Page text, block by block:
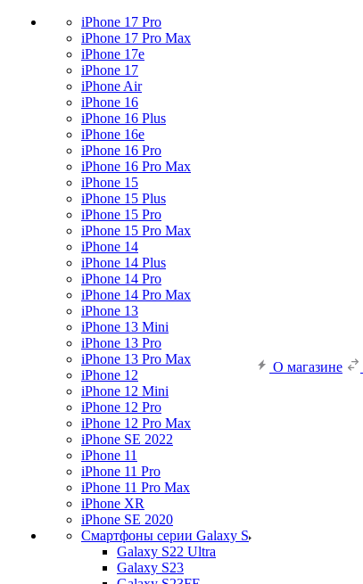
iPhone 17 Pro
iPhone 17 Pro Max
iPhone 17e
iPhone 17
iPhone Air
iPhone 16
iPhone 16 Plus
iPhone 16e
iPhone 16 Pro
iPhone 16 Pro Max
iPhone 15
iPhone 15 Plus
iPhone 15 Pro
iPhone 15 Pro Max
iPhone 14
iPhone 14 Plus
iPhone 14 Pro
iPhone 14 Pro Max
iPhone 13
iPhone 13 Mini
iPhone 13 Pro
iPhone 13 Pro Max
iPhone 12
iPhone 12 Mini
iPhone 12 Pro
iPhone 12 Pro Max
iPhone SE 2022
iPhone 11
iPhone 11 Pro
iPhone 11 Pro Max
iPhone XR
iPhone SE 2020
Смартфоны серии Galaxy S
Galaxy S22 Ultra
Galaxy S23
О магазине